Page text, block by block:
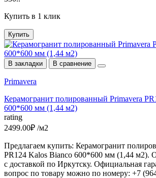
Купить в 1 клик
Купить
В закладки В сравнение
Primavera
Керамогранит полированный Primavera
600*600 мм (1,44 м2)
rating
2499.00₽ /м2
Предлагаем купить: Керамогранит
PR124 Kalos Bianco 600*600 мм (1,44 м2).
с доставкой по Иркутску. Официальная
вопрос по товару можно по номеру: +7